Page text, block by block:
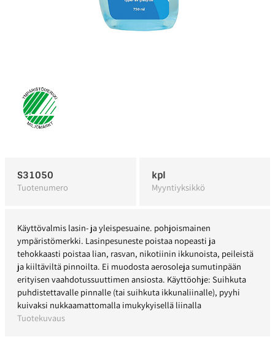
S31050
Tuotenumero
kpl
Myyntiyksikkö
Käyttövalmis lasin- ja yleispesuaine. pohjoismainen
ympäristömerkki. Lasinpesuneste poistaa nopeasti ja
tehokkaasti poistaa lian, rasvan, nikotiinin ikkunoista, peileistä
ja kiiltäviltä pinnoilta. Ei muodosta aerosoleja sumutinpään
erityisen vaahdotussuuttimen ansiosta. Käyttöohje: Suihkuta
puhdistettavalle pinnalle (tai suihkuta ikkunaliinalle), pyyhi
kuivaksi nukkaamattomalla imukykyisellä liinalla
Tuotekuvaus